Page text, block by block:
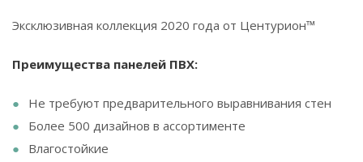
Эксклюзивная коллекция 2020 года от Центурион™
Преимущества панелей ПВХ:
Не требуют предварительного выравнивания стен
Более 500 дизайнов в ассортименте
Влагостойкие